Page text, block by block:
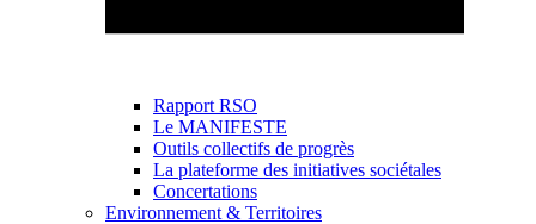
Rapport RSO
Le MANIFESTE
Outils collectifs de progrès
La plateforme des initiatives sociétales
Concertations
Environnement & Territoires